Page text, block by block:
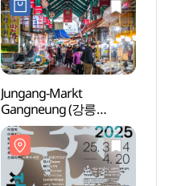
Jungang-Markt
Gangneung (강릉
중앙시장)